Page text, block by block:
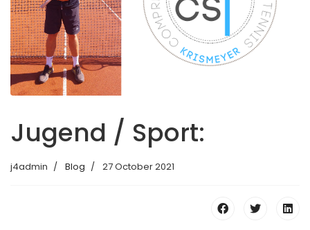
Jugend / Sport:
j4admin Blog 27 October 2021